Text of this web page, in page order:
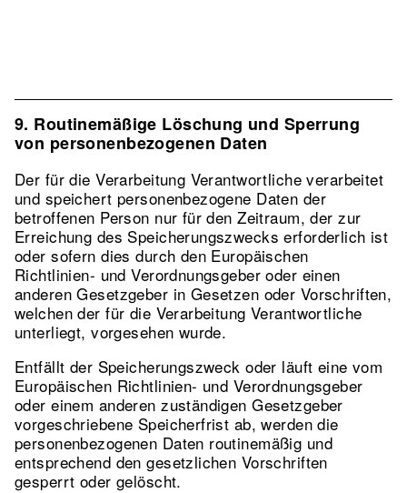
9. Routinemäßige Löschung und Sperrung
von personenbezogenen Daten
Der für die Verarbeitung Verantwortliche verarbeitet
und speichert personenbezogene Daten der
betroffenen Person nur für den Zeitraum, der zur
Erreichung des Speicherungszwecks erforderlich ist
oder sofern dies durch den Europäischen
Richtlinien- und Verordnungsgeber oder einen
anderen Gesetzgeber in Gesetzen oder Vorschriften,
welchen der für die Verarbeitung Verantwortliche
unterliegt, vorgesehen wurde.
Entfällt der Speicherungszweck oder läuft eine vom
Europäischen Richtlinien- und Verordnungsgeber
oder einem anderen zuständigen Gesetzgeber
vorgeschriebene Speicherfrist ab, werden die
personenbezogenen Daten routinemäßig und
entsprechend den gesetzlichen Vorschriften
gesperrt oder gelöscht.